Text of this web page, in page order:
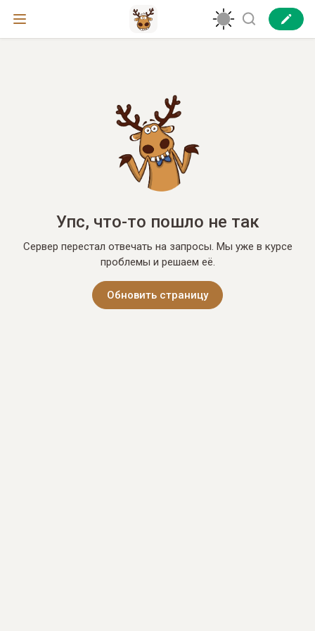
Упс, что-то пошло не так
Сервер перестал отвечать на запросы. Мы уже в курсе
проблемы и решаем её.
Обновить страницу